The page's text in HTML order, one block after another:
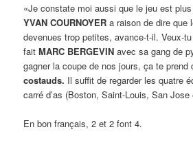
«Je constate moi aussi que le jeu est
YVAN COURNOYER a raison de dire que
devenues trop petites, avance-t-il. Veux-
faitMARC BERGEVIN avec sa gang de
gagner la coupe de nos jours, ça te prend
costauds. Il suffit de regarder les quatre
carré d’as (Boston, Saint-Louis, San Jose
En bon français, 2 et 2 font 4.